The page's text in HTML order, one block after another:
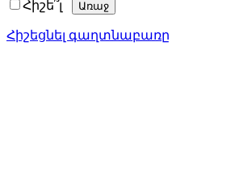
Հիշե՞լ
Հիշեցնել գաղտնաբառը